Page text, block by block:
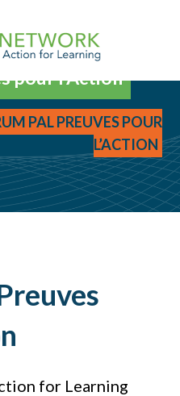
pour l’Action
PAL PREUVES POUR
L’ACTION
for Learning